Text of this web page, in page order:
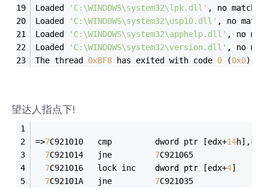
Loaded
'C:\WINDOWS\system32\lpk.dll' , no
Loaded
'C:\WINDOWS\system32\usp10.dll' , no
Loaded
'C:\WINDOWS\system32\apphelp.dll' , no
Loaded
'C:\WINDOWS\system32\version.dll' , no
The thread 0xBF8 has exited with code 0 (0x0).
望达人指点下!
=>7C921010   cmp         dword ptr [edx+14h],0
7C921014   jne 7C921065
7C921016   lock inc    dword ptr [edx+4]
7C92101A   jne 7C921035